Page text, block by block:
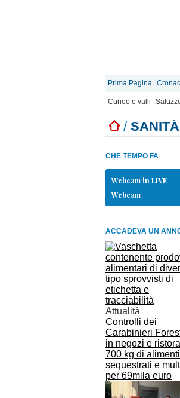
Prima Pagina
Cuneo e valli
/ SANITÀ
CHE TEMPO FA
Webcam in LIVE
Webcam
ACCADEVA UN
Attualità
Controlli dei
Carabinieri
in negozi e
700 kg di alimenti
sequestrati e
per 69mila euro